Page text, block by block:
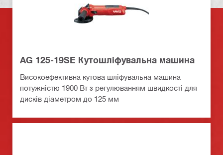
AG 125-19SE Кутошліфувальна машина
Високоефективна кутова шліфувальна машина
потужністю 1900 Вт з регулюванням швидкості для
дисків діаметром до 125 мм